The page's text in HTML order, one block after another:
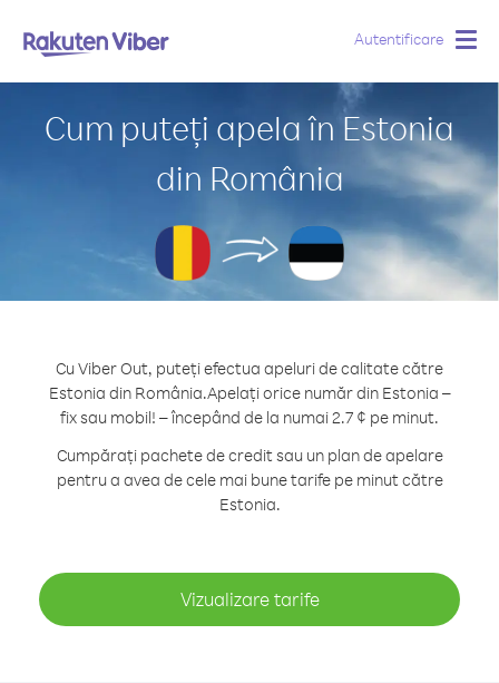
Autentificare
Cum puteți apela în Estonia
din România
Cu Viber Out, puteți efectua apeluri de calitate către
Estonia din România.Apelați orice număr din Estonia –
fix sau mobil! – începând de la numai 2.7 ¢ pe minut.
Cumpărați pachete de credit sau un plan de apelare
pentru a avea de cele mai bune tarife pe minut către
Estonia.
Vizualizare tarife